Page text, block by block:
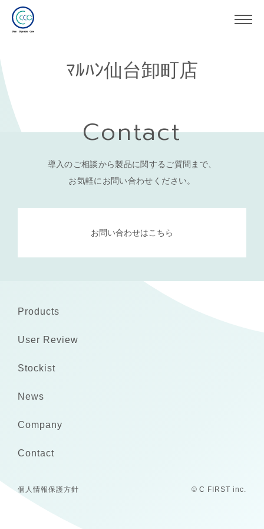
ﾏﾙﾊﾝ仙台卸町店
Contact
導入のご相談から製品に関するご質問まで、
お気軽にお問い合わせください。
お問い合わせはこちら
Products
User Review
Stockist
News
Company
Contact
個人情報保護方針 © C FIRST inc.